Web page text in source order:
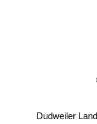
Dudweiler